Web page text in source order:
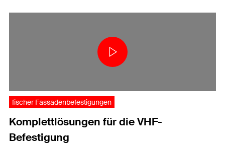
fischer Fassadenbefestigungen
Komplettlösungen für die VHF-
Befestigung